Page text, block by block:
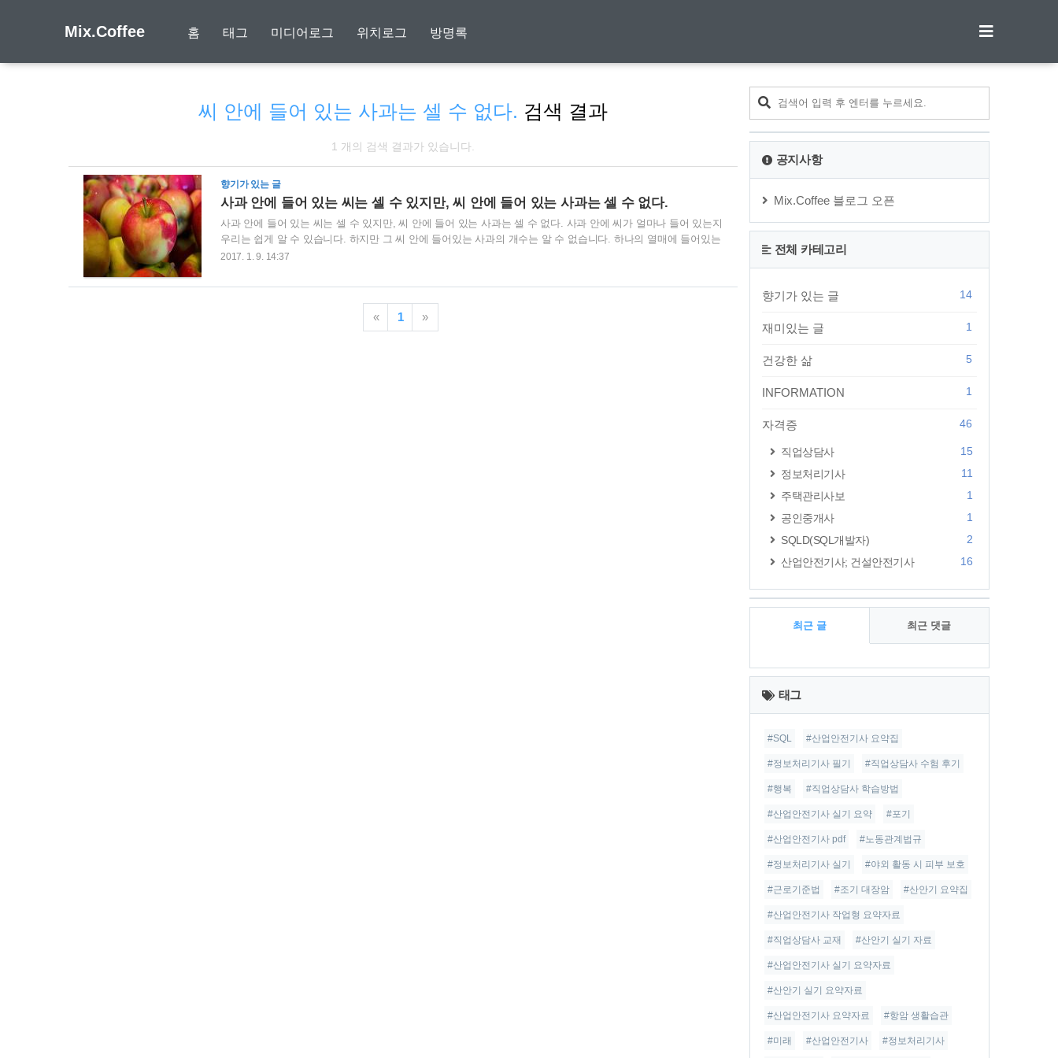
Mix.Coffee 홈 태그 미디어로그 위치로그 방명록
씨 안에 들어 있는 사과는 셀 수 없다. 검색 결과
1 개의 검색 결과가 있습니다.
향기가 있는 글
사과 안에 들어 있는 씨는 셀 수 있지만, 씨 안에 들어 있는 사과는 셀 수 없다.
사과 안에 들어 있는 씨는 셀 수 있지만, 씨 안에 들어 있는 사과는 셀 수 없다. 사과 안에 씨가 얼마나 들어 있는지
우리는 쉽게 알 수 있습니다. 하지만 그 씨 안에 들어있는 사과의 개수는 알 수 없습니다. 하나의 열매에 들어있는
씨앗의 가치를 우리는 간과할 때가 많습니다.무심코 지나쳐 버린 씨앗이 얼마나 많은 열매를 맺을지 그리고 그 열
먹으려고 합니다.지금 당장 해야 할 일만 하고, 지금 바로 필요한 일만 합니다.더 나은 내일을 위해 보다 풍요로운
미래를 만들기 위해 얼어붙은 땅을 파고 씨앗을 심는 일은 등한시합니다. 올 한해는 풍성한 열매가 주렁주렁 달린
미래를 생각하며 씨앗을 심어보는..
2017. 1. 9. 14:37
« 1 »
공지사항
Mix.Coffee 블로그 오픈
전체 카테고리
향기가 있는 글 14
재미있는 글 1
건강한 삶 5
INFORMATION 1
자격증 46
직업상담사
15
정보처리기사
11
주택관리사보
1
공인중개사
1
SQLD(SQL개발자)
2
산업안전기사; 건설안전기사
16
최근 글 최근 댓글
최
근
글
태그
#SQL #산업안전기사 요약집
#정보처리기사 필기 #직업상담사 수험 후기
#행복 #직업상담사 학습방법
#산업안전기사 실기 요약 #포기
#산업안전기사 pdf #노동관계법규
#정보처리기사 실기 #야외 활동 시 피부 보호
#근로기준법 #조기 대장암 #산안기 요약집
#산업안전기사 작업형 요약자료
#직업상담사 교재 #산안기 실기 자료
#산업안전기사 실기 요약자료
#산안기 실기 요약자료
#산업안전기사 요약자료 #항암 생활습관
#미래 #산업안전기사 #정보처리기사